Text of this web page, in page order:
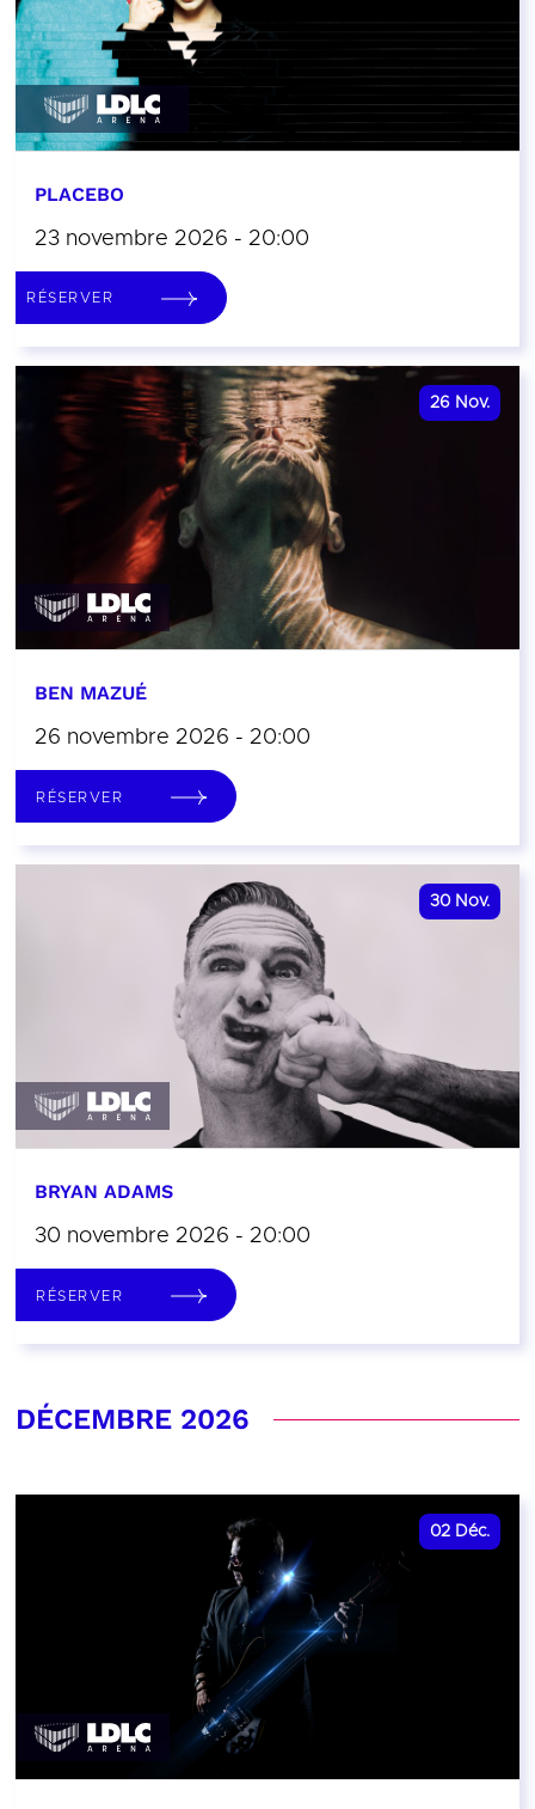
PLACEBO
23 novembre 2026 - 20:00
RÉSERVER
26 Nov.
BEN MAZUÉ
26 novembre 2026 - 20:00
RÉSERVER
30 Nov.
BRYAN ADAMS
30 novembre 2026 - 20:00
RÉSERVER
DÉCEMBRE 2026
02 Déc.